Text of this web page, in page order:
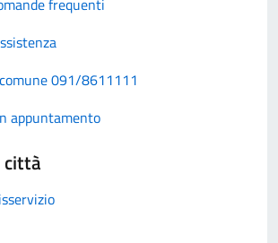
091/8611111
appuntamento
città